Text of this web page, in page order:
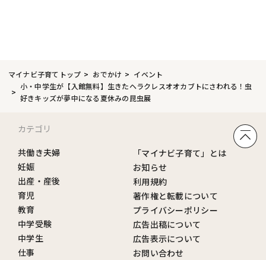
マイナビ子育てトップ おでかけ
イベント
小・中学生が【入館無料】生きたヘラクレスオオカブトにさわれる！虫
好きキッズが夢中になる夏休みの昆虫展
カテゴリ
共働き夫婦
妊娠
出産・産後
育児
教育
中学受験
中学生
仕事
「マイナビ子育て」とは
お知らせ
利用規約
著作権と転載について
プライバシーポリシー
広告出稿について
広告表示について
お問い合わせ